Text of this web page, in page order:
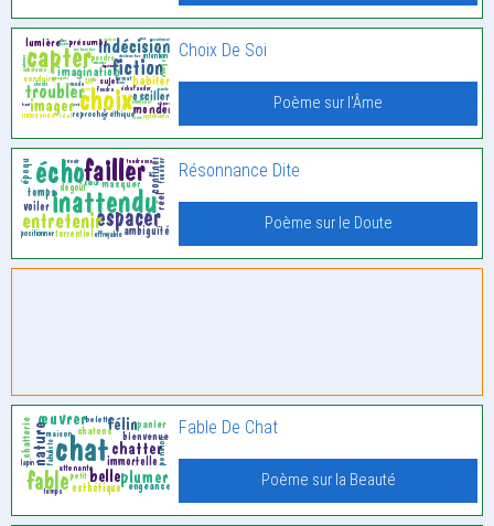
Choix De Soi
Poème sur l'Âme
Résonnance Dite
Poème sur le Doute
Fable De Chat
Poème sur la Beauté